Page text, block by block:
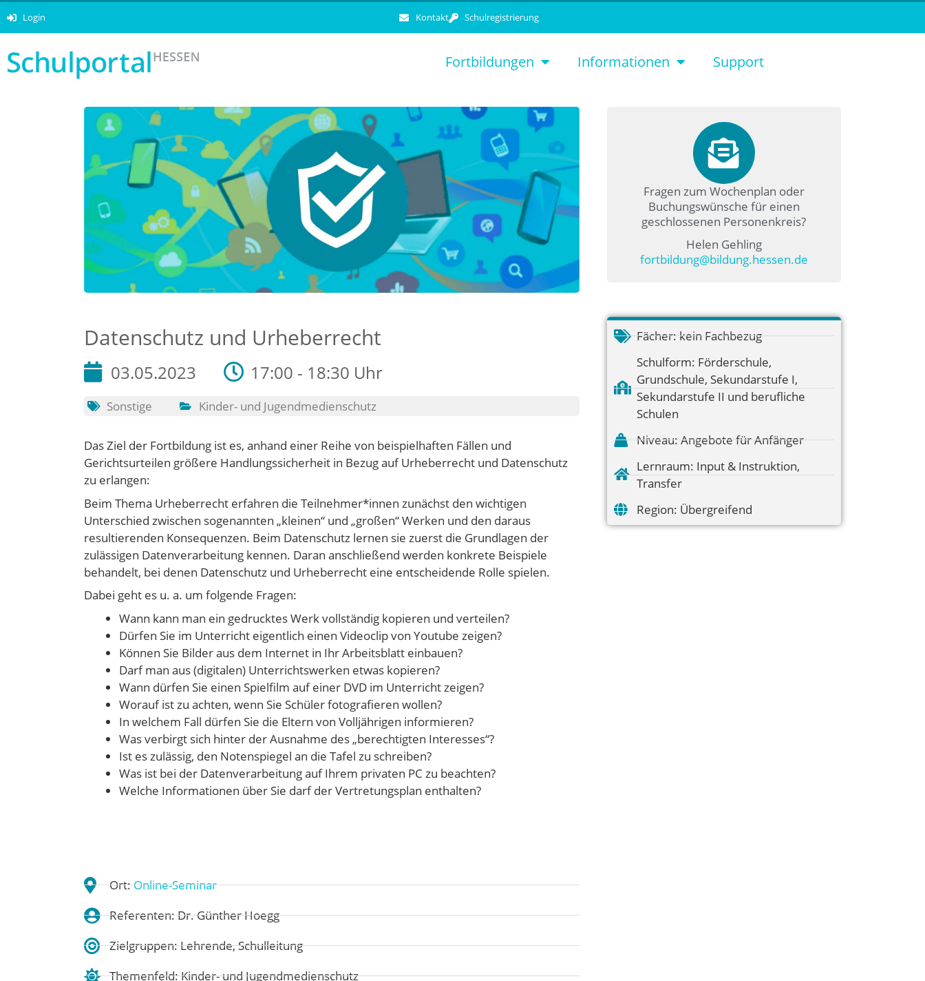
Login Kontakt Schulregistrierung
Fortbildungen Informationen Support
Datenschutz und Urheberrecht
03.05.2023 17:00 - 18:30 Uhr
Sonstige Kinder- und Jugendmedienschutz
Das Ziel der Fortbildung ist es, anhand einer Reihe von beispielhaften Fällen und
Gerichtsurteilen größere Handlungssicherheit in Bezug auf Urheberrecht und Datenschutz
zu erlangen:
Beim Thema Urheberrecht erfahren die Teilnehmer*innen zunächst den wichtigen
Unterschied zwischen sogenannten „kleinen“ und „großen“ Werken und den daraus
resultierenden Konsequenzen. Beim Datenschutz lernen sie zuerst die Grundlagen der
zulässigen Datenverarbeitung kennen. Daran anschließend werden konkrete Beispiele
behandelt, bei denen Datenschutz und Urheberrecht eine entscheidende Rolle spielen.
Dabei geht es u. a. um folgende Fragen:
Wann kann man ein gedrucktes Werk vollständig kopieren und verteilen?
Dürfen Sie im Unterricht eigentlich einen Videoclip von Youtube zeigen?
Können Sie Bilder aus dem Internet in Ihr Arbeitsblatt einbauen?
Darf man aus (digitalen) Unterrichtswerken etwas kopieren?
Wann dürfen Sie einen Spielfilm auf einer DVD im Unterricht zeigen?
Worauf ist zu achten, wenn Sie Schüler fotografieren wollen?
In welchem Fall dürfen Sie die Eltern von Volljährigen informieren?
Was verbirgt sich hinter der Ausnahme des „berechtigten Interesses“?
Ist es zulässig, den Notenspiegel an die Tafel zu schreiben?
Was ist bei der Datenverarbeitung auf Ihrem privaten PC zu beachten?
Welche Informationen über Sie darf der Vertretungsplan enthalten?
Ort:Online-Seminar
Referenten: Dr. Günther Hoegg
Zielgruppen: Lehrende, Schulleitung
Themenfeld:Kinder- und Jugendmedienschutz
Fragen zum Wochenplan oder
Buchungswünsche für einen
geschlossenen Personenkreis?
Helen Gehling
fortbildung@bildung.hessen.de
Fächer: kein Fachbezug
Schulform: Förderschule,
Grundschule, Sekundarstufe I,
Sekundarstufe II und berufliche
Schulen
Niveau: Angebote für Anfänger
Lernraum: Input & Instruktion,
Transfer
Region: Übergreifend